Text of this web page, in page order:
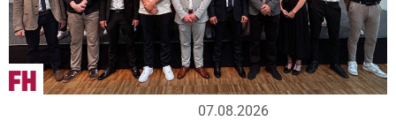
07.08.2026